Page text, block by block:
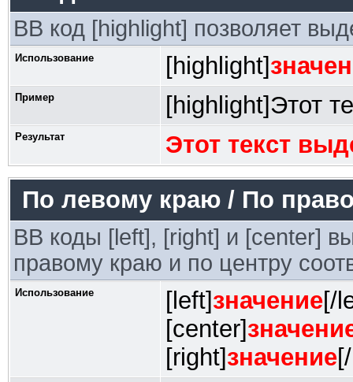
BB код [highlight] позволяет
Использование [highlight]
Пример [highlight]Этот
Результат
Этот текст
По левому краю / По
BB коды [left], [right] и [center]
правому краю и по центру
Использование [left]значение[/
[center]
[right]значение